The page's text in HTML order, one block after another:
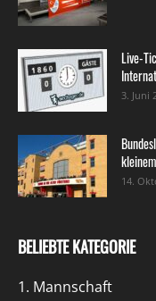
Live-
3. Juni
14.
BELIEBTE KATEGORIE
1. Mannschaft